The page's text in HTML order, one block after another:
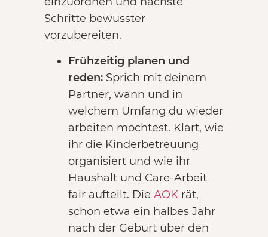
Schritte bewusster
vorzubereiten.
Frühzeitig planen und
reden: Sprich mit deinem
Partner, wann und in
welchem Umfang du wieder
arbeiten möchtest. Klärt, wie
ihr die Kinderbetreuung
organisiert und wie ihr
Haushalt und Care‑Arbeit
fair aufteilt. Die AOK rät,
schon etwa ein halbes Jahr
nach der Geburt über den